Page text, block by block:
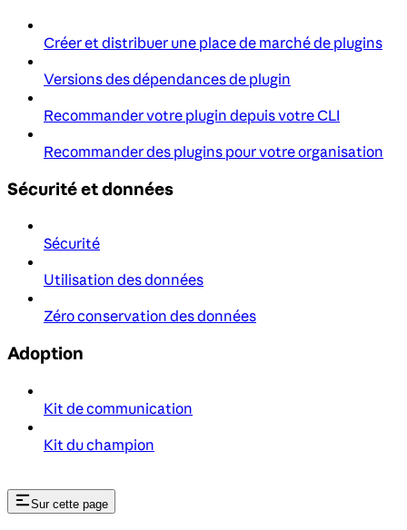
Créer et distribuer une place de marché de plugins
Versions des dépendances de plugin
Recommander votre plugin depuis votre CLI
Recommander des plugins pour votre organisation
Sécurité et données
Sécurité
Utilisation des données
Zéro conservation des données
Adoption
Kit de communication
Kit du champion
Sur cette page